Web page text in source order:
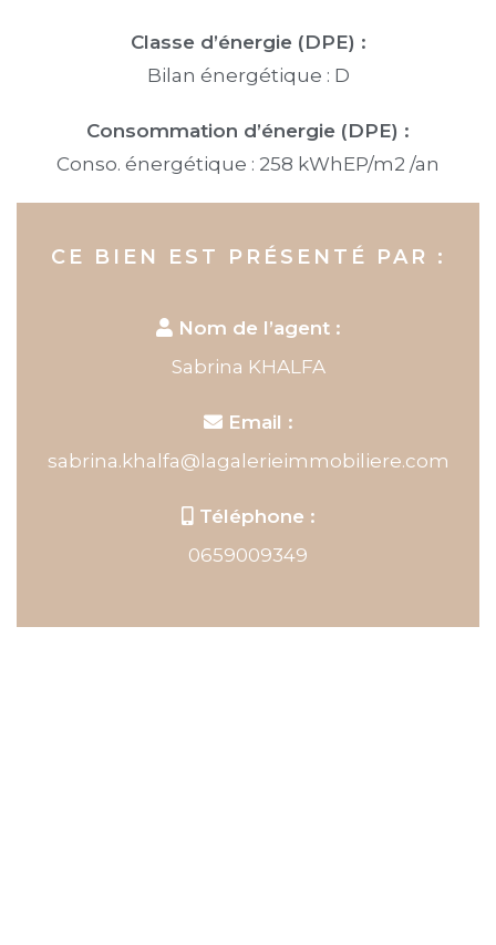
Classe d’énergie (DPE) :
Bilan énergétique : D
Consommation d’énergie (DPE) :
Conso. énergétique : 258 kWhEP/m2 /an
CE BIEN EST PRÉSENTÉ PAR :
Nom de l’agent :
Sabrina KHALFA
Email :
sabrina.khalfa@lagalerieimmobiliere.com
Téléphone :
0659009349